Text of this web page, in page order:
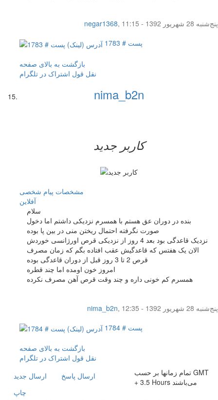
negar1368,
پنج‌شنبه 28 شهریور 1392 - 11:15
پست # 1783
بازگشت به بالای صفحه
نقل قول اشتراک در تلگرام
nima_b2n
کاربر جدید
مشخصات پیام شخصی
آفلاين
سلام
بنده در دوران عق هستم با همسرم نزدیکی داشتم اما دخول
صورت نگرفته احتمال ریختن منی در بین پا بوده
نزدیک قاعدگی بود بعد 4 روز از نزدیکی قرص اورژانسی خوردش
الان یک هفتس که قاعدگیش عقب افتاده بگم که زمان مصرف
قرص 2 تا 3 روز قبل از دوران قاعدگی بوده
امروز خون اومده اما چند قطره
همسرم کم خونی داره و چند وقت قرص آهن مصرف نکرده
nima_b2n,
پنج‌شنبه 28 شهریور 1392 - 12:35
پست # 1784
بازگشت به بالای صفحه
نقل قول اشتراک در تلگرام
ارسال جديد
ارسال پاسخ
چاپ
تمام زمانها بر حسب GMT
+ 3.5 Hours می‌باشند